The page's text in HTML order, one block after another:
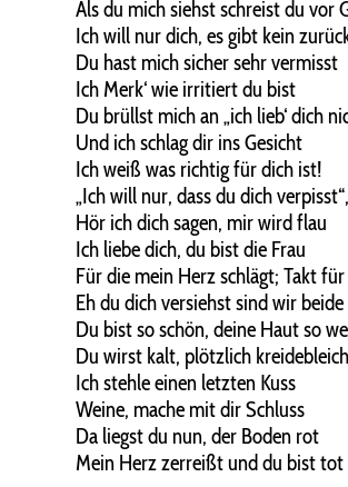
Als du mich siehst schreist du vor
Ich will nur dich, es gibt kein
Du hast mich sicher sehr vermisst
Ich Merk‘ wie irritiert du bist
Du brüllst mich an „ich lieb‘ dich
Und ich schlag dir ins Gesicht
Ich weiß was richtig für dich ist!
„Ich will nur, dass du dich verpisst“,
Hör ich dich sagen, mir wird flau
Ich liebe dich, du bist die Frau
Für die mein Herz schlägt; Takt
Eh du dich versiehst sind wir
Du bist so schön, deine Haut so
Du wirst kalt, plötzlich kreidebleich
Ich stehle einen letzten Kuss
Weine, mache mit dir Schluss
Da liegst du nun, der Boden rot
Mein Herz zerreißt und du bist tot